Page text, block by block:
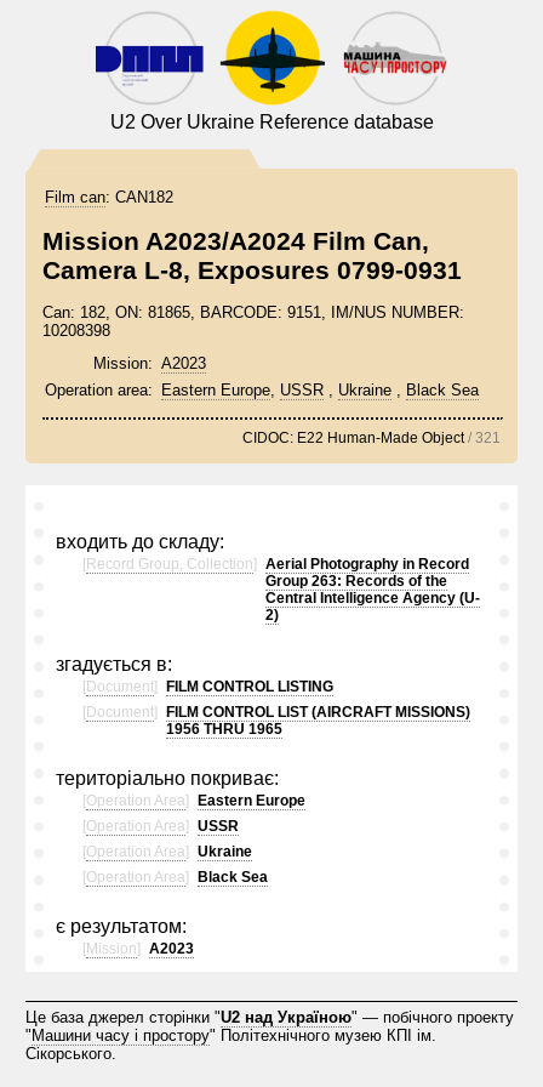
U2 Over Ukraine Reference database
Film can: CAN182
Mission A2023/A2024 Film Can,
Camera L-8, Exposures 0799-0931
Can: 182, ON: 81865, BARCODE: 9151, IM/NUS NUMBER:
10208398
Mission: A2023
Operation area:
Eastern Europe, USSR , Ukraine , Black Sea
CIDOC: E22 Human-Made Object/ 321
входить до складу:
[Record Group, Collection]
Aerial Photography in Record
Group 263: Records of the
Central Intelligence Agency (U-
2)
згадується в:
[Document]
FILM CONTROL LISTING
[Document]
FILM CONTROL LIST (AIRCRAFT MISSIONS)
1956 THRU 1965
територіально покриває:
[Operation Area]
Eastern Europe
[Operation Area]
USSR
[Operation Area]
Ukraine
[Operation Area] Black Sea
є результатом:
[Mission] A2023
Це база джерел сторінки "U2 над Україною" — побічного проекту
" Машини часу і простору" Політехнічного музею КПІ ім.
Сікорського.